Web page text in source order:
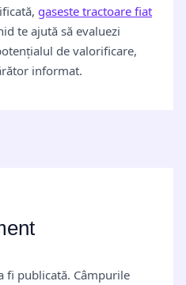
gaseste tractoare fiat
te ajută să evaluezi
de valorificare,
informat.
fi publicată. Câmpurile